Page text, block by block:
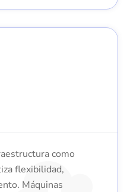
como
flexibilidad,
Máquinas